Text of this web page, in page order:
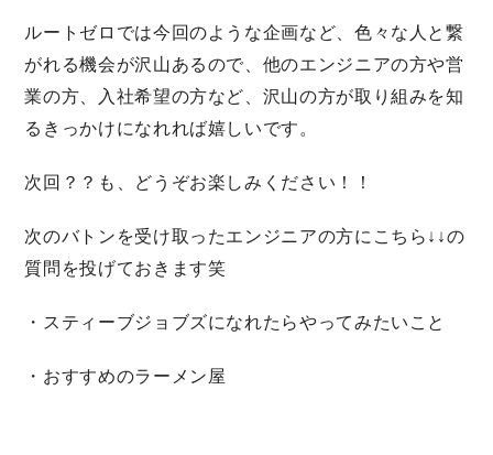
ルートゼロでは今回のような企画など、色々な人と繋
がれる機会が沢山あるので、他のエンジニアの方や営
業の方、入社希望の方など、沢山の方が取り組みを知
るきっかけになれれば嬉しいです。
次回？？も、どうぞお楽しみください！！
次のバトンを受け取ったエンジニアの方にこちら↓↓の
質問を投げておきます笑
・スティーブジョブズになれたらやってみたいこと
・おすすめのラーメン屋